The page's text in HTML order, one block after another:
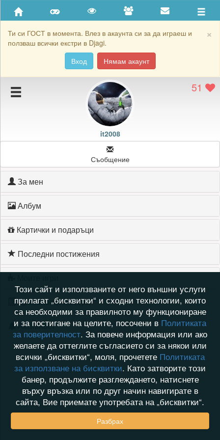
×
Ти си ГОСТ в момента. Влез в акаунта си за да играеш и
ползваш всички екстри в Djagi.
Вход
Нямам акаунт
Приятели
Хронология на игри
Подаръците на it2008 51
it2008
Съобщение
За мен
Албум
Картички и подаръци
Последни постижения
Хронология на игри
Активност
Този сайт и използваните от него външни услуги
прилагат „бисквитки“ и сходни технологии, които
са необходими за правилното му функциониране
и за постигане на целите, посочени в Политиката
за поверителност. За повече информация или ако
желаете да оттеглите съгласието си за някои или
всички „бисквитки“, моля, прочетете Политиката
за използване на бисквитки. Като затворите този
банер, продължите разглеждането, натиснете
върху връзка или по друг начин навигирате в
сайта, Вие приемате употребата на „бисквитки“.
Разбрах